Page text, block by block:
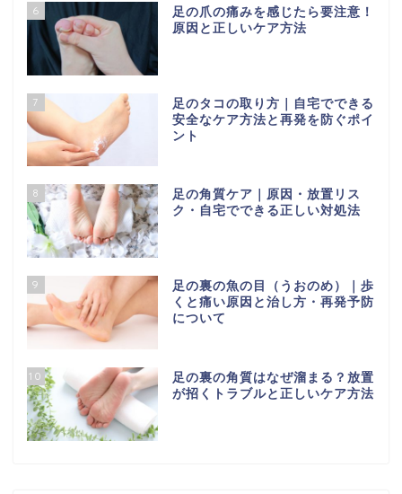
6
足の爪の痛みを感じたら要注意！
原因と正しいケア方法
7
足のタコの取り方｜自宅でできる
安全なケア方法と再発を防ぐポイ
ント
8
足の角質ケア｜原因・放置リス
ク・自宅でできる正しい対処法
9
足の裏の魚の目（うおのめ）｜歩
くと痛い原因と治し方・再発予防
について
10
足の裏の角質はなぜ溜まる？放置
が招くトラブルと正しいケア方法